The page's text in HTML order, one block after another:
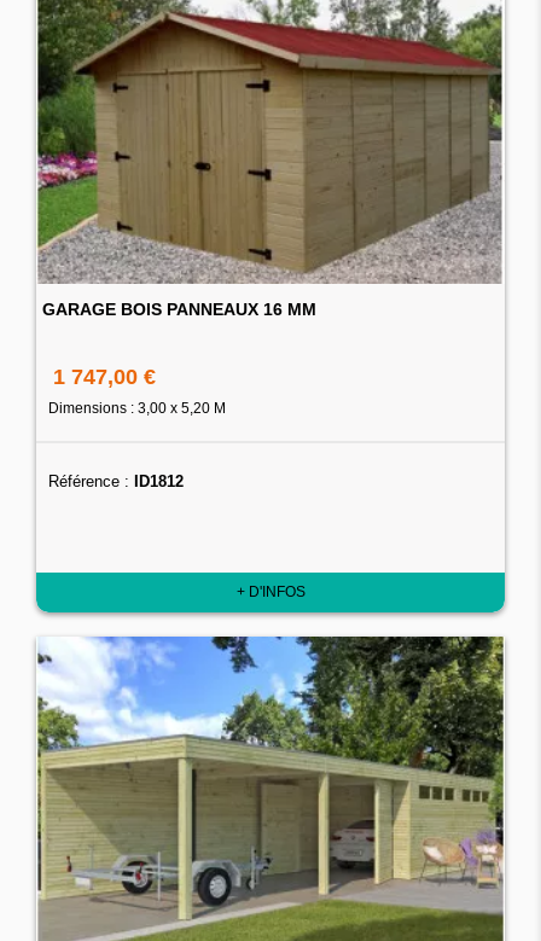
GARAGE BOIS PANNEAUX 16 MM
1 747,00 €
Dimensions : 3,00 x 5,20 M
Référence : ID1812
+ D'INFOS